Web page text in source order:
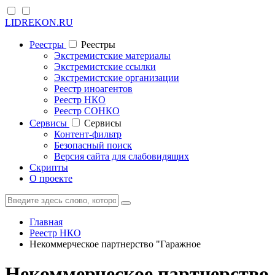
LIDREKON.RU
Реестры
Реестры
Экстремистские материалы
Экстремистские ссылки
Экстремистские организации
Реестр иноагентов
Реестр НКО
Реестр СОНКО
Cервисы
Cервисы
Контент-фильтр
Безопасный поиск
Версия сайта для слабовидящих
Скрипты
О проекте
Главная
Реестр НКО
Некоммерческое партнерство "Гаражное